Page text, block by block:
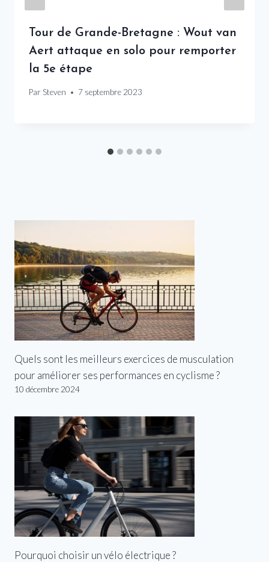
Tour de Grande-Bretagne : Wout van
Aert attaque en solo pour remporter
la 5e étape
Par Steven 7 septembre 2023
Quels sont les meilleurs exercices de musculation
pour améliorer ses performances en cyclisme ?
10 décembre 2024
Pourquoi choisir un vélo électrique ?